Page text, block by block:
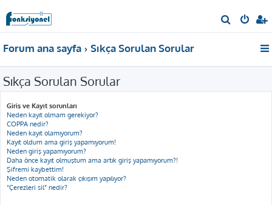
r
Forum ana sayfa Sıkça Sorulan Sorular
Sıkça Sorulan Sorular
Giriş ve Kayıt sorunları
Neden kayıt olmam gerekiyor?
COPPA nedir?
Neden kayıt olamıyorum?
Kayıt oldum ama giriş yapamıyorum!
Neden giriş yapamıyorum?
Daha önce kayıt olmuştum ama artık giriş yapamıyorum?!
Şifremi kaybettim!
Neden otomatik olarak çıkışım yapılıyor?
“Çerezleri sil” nedir?